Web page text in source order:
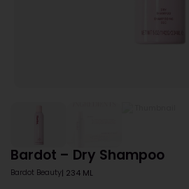
Bardot – Dry Shampoo
Bardot Beauty| 234 ML